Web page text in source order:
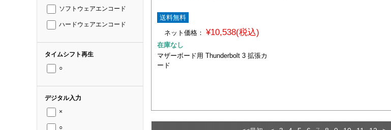
ソフトウェアエンコード
ハードウェアエンコード
タイムシフト再生
○
デジタル入力
×
○
送料無料
ネット価格：
¥10,538(税込)
在庫なし
マザーボード用 Thunderbolt 3 拡張カ
ード